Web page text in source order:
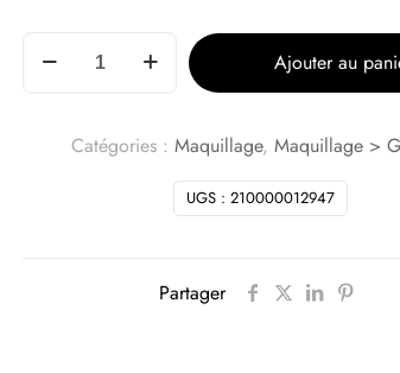
Ajouter au
UGS : 210000012947
Catégories : Maquillage, Maquillage >
Partager